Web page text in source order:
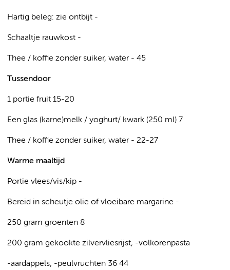
Hartig beleg: zie ontbijt -
Schaaltje rauwkost -
Thee / koffie zonder suiker, water - 45
Tussendoor
1 portie fruit 15-20
Een glas (karne)melk / yoghurt/ kwark (250 ml) 7
Thee / koffie zonder suiker, water - 22-27
Warme maaltijd
Portie vlees/vis/kip -
Bereid in scheutje olie of vloeibare margarine -
250 gram groenten 8
200 gram gekookte zilvervliesrijst, -volkorenpasta
-aardappels, -peulvruchten 36 44